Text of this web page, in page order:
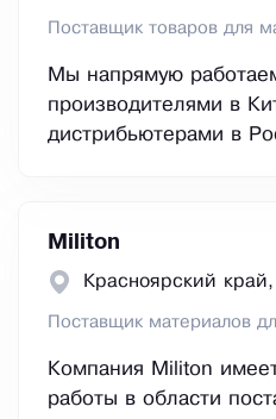
Поставщик товаров для
Мы напрямую
производителями в
дистрибьютерами в
Militon
Красноярский
Поставщик материалов
Компания Militon
работы в области